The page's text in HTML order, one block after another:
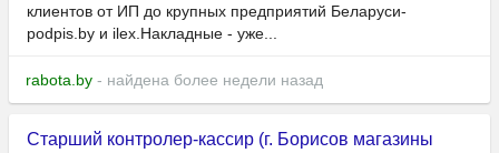
клиентов от ИП до крупных предприятий Беларуси-
podpis.by и ilex.Накладные - уже...
rabota.by - найдена более недели назад
Старший контролер-кассир (г. Борисов магазины